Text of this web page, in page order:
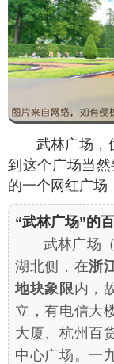
武林广场，
到这个广场当
的一个网红广场
“武林广场”的
武林广场
湖北侧，在浙
地块象限内，
立，有电信大
大厦、杭州百
中心广场。一